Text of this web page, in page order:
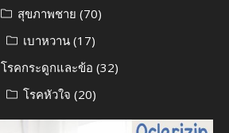
สุขภาพชาย (70)
เบาหวาน (17)
โรคกระดูกและข้อ (32)
โรคหัวใจ (20)